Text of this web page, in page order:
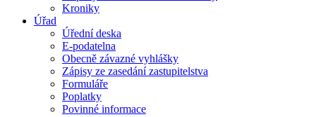
Kroniky
Úřad
Úřední deska
E-podatelna
Obecně závazné vyhlášky
Zápisy ze zasedání zastupitelstva
Formuláře
Poplatky
Povinné informace